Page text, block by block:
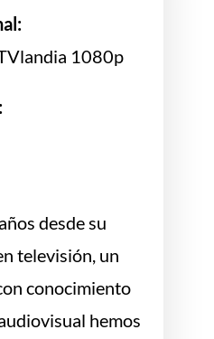
1080p
desde su
televisión, un
conocimiento
hemos